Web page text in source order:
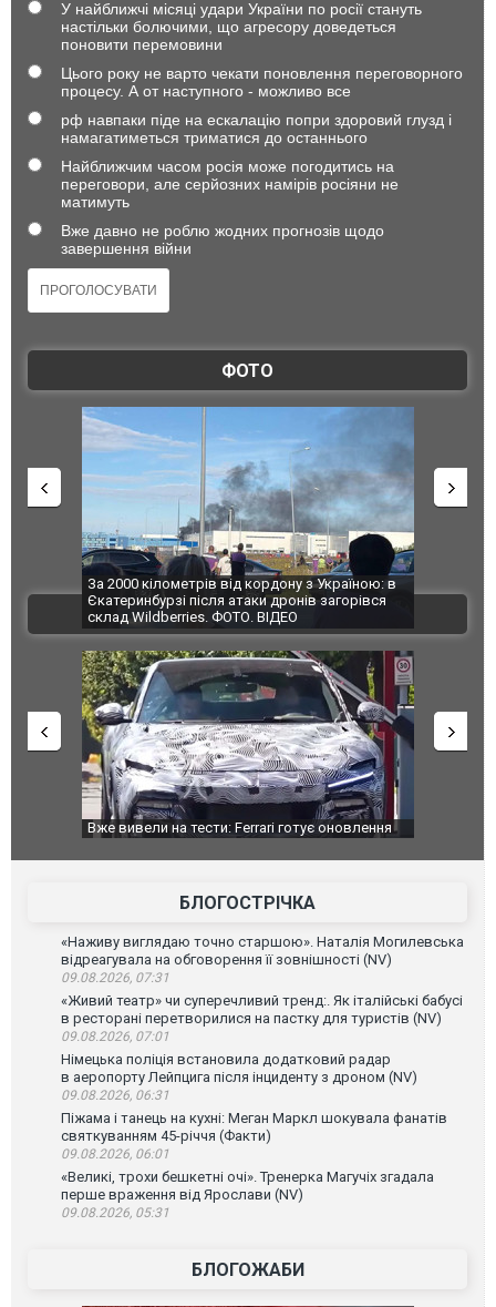
У найближчі місяці удари України по росії стануть
настільки болючими, що агресору доведеться
поновити перемовини
Цього року не варто чекати поновлення переговорного
процесу. А от наступного - можливо все
рф навпаки піде на ескалацію попри здоровий глузд і
намагатиметься триматися до останнього
Найближчим часом росія може погодитись на
переговори, але серйозних намірів росіяни не
матимуть
Вже давно не роблю жодних прогнозів щодо
завершення війни
ФОТО
За 2000 кілометрів від кордону з Україною: в
Єкатеринбурзі після атаки дронів загорівся
склад Wildberries. ФОТО. ВІДЕО
"Мої
ВІДЕО
Вже вивели на тести: Ferrari готує оновлення
Вийшов
фільму
БЛОГОСТРІЧКА
«Наживу виглядаю точно старшою». Наталія Могилевська
відреагувала на обговорення її зовнішності (NV)
09.08.2026, 07:31
«Живий театр» чи суперечливий тренд:. Як італійські бабусі
в ресторані перетворилися на пастку для туристів (NV)
09.08.2026, 07:01
Німецька поліція встановила додатковий радар
в аеропорту Лейпцига після інциденту з дроном (NV)
09.08.2026, 06:31
Піжама і танець на кухні: Меган Маркл шокувала фанатів
святкуванням 45-річчя (Факти)
09.08.2026, 06:01
«Великі, трохи бешкетні очі». Тренерка Магучіх згадала
перше враження від Ярослави (NV)
09.08.2026, 05:31
БЛОГОЖАБИ